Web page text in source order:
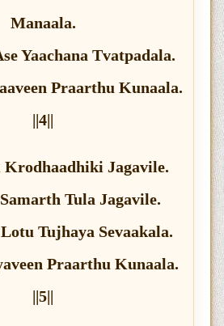
Manaala.
Yaachana Tvatpadala.
Praarthu Kunaala.
||4||
Jagavile.
Tula Jagavile.
Tujhaya Sevaakala.
Praarthu Kunaala.
||5||